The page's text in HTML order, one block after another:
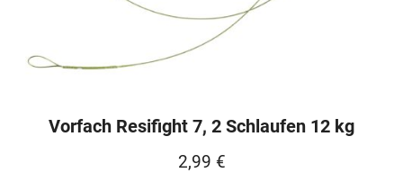
Vorfach Resifight 7, 2 Schlaufen 12 kg
2,99 €